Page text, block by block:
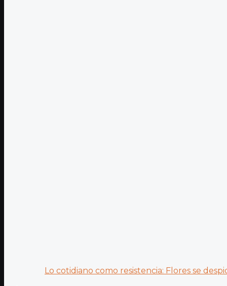
Lo cotidiano como resistencia: Flores se